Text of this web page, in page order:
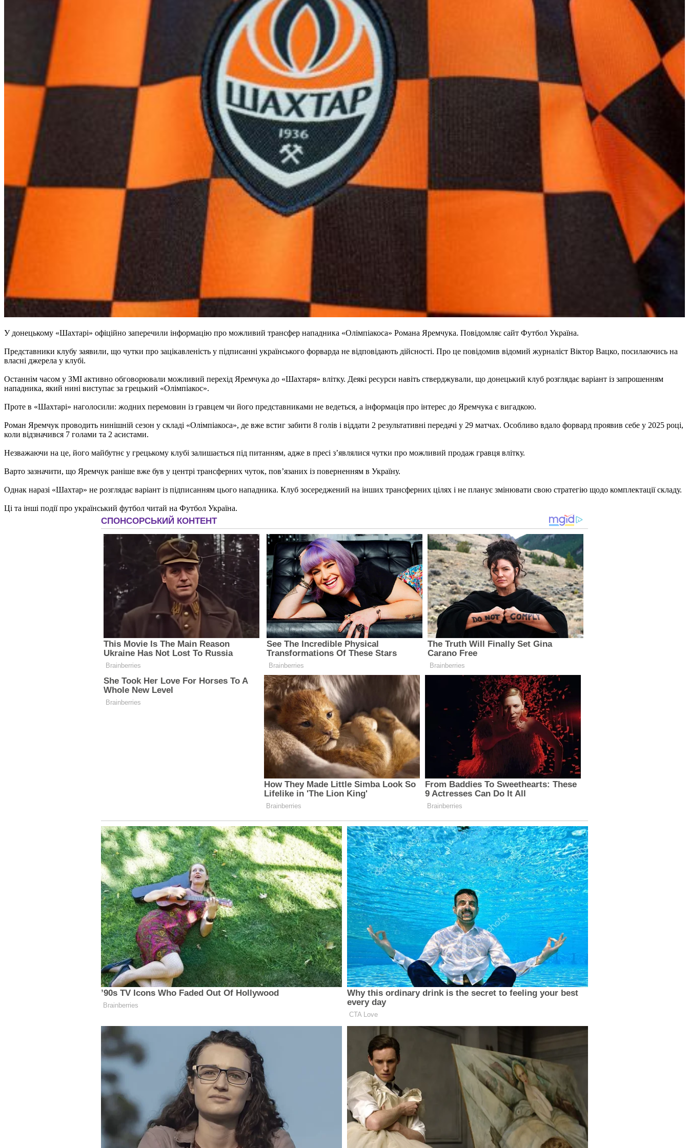
У донецькому «Шахтарі» офіційно заперечили інформацію про можливий трансфер нападника «Олімпіакоса» Романа Яремчука. Повідомляє сайт Футбол Україна.
Представники клубу заявили, що чутки про зацікавленість у підписанні українського форварда не відповідають дійсності. Про це повідомив відомий журналіст Віктор Вацко, посилаючись на
власні джерела у клубі.
Останнім часом у ЗМІ активно обговорювали можливий перехід Яремчука до «Шахтаря» влітку. Деякі ресурси навіть стверджували, що донецький клуб розглядає варіант із запрошенням
нападника, який нині виступає за грецький «Олімпіакос».
Проте в «Шахтарі» наголосили: жодних перемовин із гравцем чи його представниками не ведеться, а інформація про інтерес до Яремчука є вигадкою.
Роман Яремчук проводить нинішній сезон у складі «Олімпіакоса», де вже встиг забити 8 голів і віддати 2 результативні передачі у 29 матчах. Особливо вдало форвард проявив себе у 2025 році,
коли відзначився 7 голами та 2 асистами.
Незважаючи на це, його майбутнє у грецькому клубі залишається під питанням, адже в пресі з’являлися чутки про можливий продаж гравця влітку.
Варто зазначити, що Яремчук раніше вже був у центрі трансферних чуток, пов’язаних із поверненням в Україну.
Однак наразі «Шахтар» не розглядає варіант із підписанням цього нападника. Клуб зосереджений на інших трансферних цілях і не планує змінювати свою стратегію щодо комплектації складу.
Ці та інші події про український футбол читай на Футбол Україна.